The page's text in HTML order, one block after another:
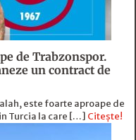
de Trabzonspor.
un contract de
este foarte aproape de
Turcia la care […] Citește!